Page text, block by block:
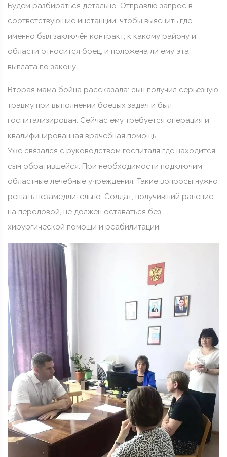
Будем разбираться детально. Отправлю запрос в
соответствующие инстанции, чтобы выяснить где
именно был заключён контракт, к какому району и
области относится боец, и положена ли ему эта
выплата по закону.
Вторая мама бойца рассказала: сын получил серьёзную
травму при выполнении боевых задач и был
госпитализирован. Сейчас ему требуется операция и
квалифицированная врачебная помощь.
Уже связался с руководством госпиталя где находится
сын обратившейся. При необходимости подключим
областные лечебные учреждения. Такие вопросы нужно
решать незамедлительно. Солдат, получивший ранение
на передовой, не должен оставаться без
хирургической помощи и реабилитации.